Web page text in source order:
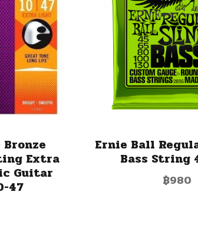
Extra
Guitar
47
Ernie Ball
Bass String
฿980